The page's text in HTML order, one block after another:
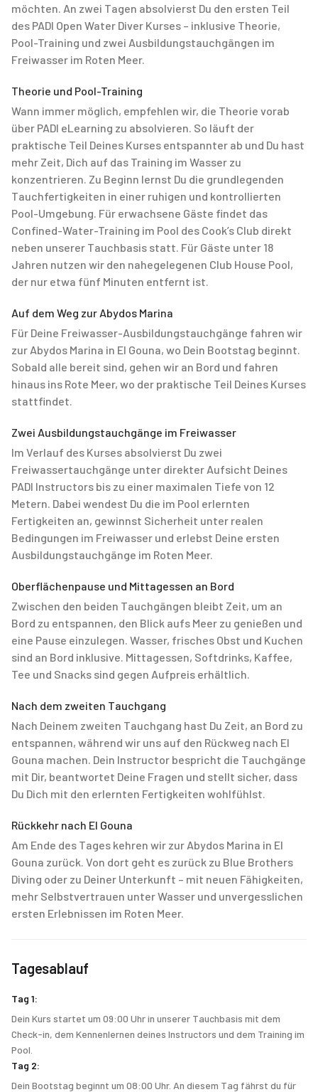
möchten. An zwei Tagen absolvierst Du den ersten Teil
des PADI Open Water Diver Kurses – inklusive Theorie,
Pool-Training und zwei Ausbildungstauchgängen im
Freiwasser im Roten Meer.
Theorie und Pool-Training
Wann immer möglich, empfehlen wir, die Theorie vorab
über PADI eLearning zu absolvieren. So läuft der
praktische Teil Deines Kurses entspannter ab und Du hast
mehr Zeit, Dich auf das Training im Wasser zu
konzentrieren. Zu Beginn lernst Du die grundlegenden
Tauchfertigkeiten in einer ruhigen und kontrollierten
Pool-Umgebung. Für erwachsene Gäste findet das
Confined-Water-Training im Pool des Cook’s Club direkt
neben unserer Tauchbasis statt. Für Gäste unter 18
Jahren nutzen wir den nahegelegenen Club House Pool,
der nur etwa fünf Minuten entfernt ist.
Auf dem Weg zur Abydos Marina
Für Deine Freiwasser-Ausbildungstauchgänge fahren wir
zur Abydos Marina in El Gouna, wo Dein Bootstag beginnt.
Sobald alle bereit sind, gehen wir an Bord und fahren
hinaus ins Rote Meer, wo der praktische Teil Deines Kurses
stattfindet.
Zwei Ausbildungstauchgänge im Freiwasser
Im Verlauf des Kurses absolvierst Du zwei
Freiwassertauchgänge unter direkter Aufsicht Deines
PADI Instructors bis zu einer maximalen Tiefe von 12
Metern. Dabei wendest Du die im Pool erlernten
Fertigkeiten an, gewinnst Sicherheit unter realen
Bedingungen im Freiwasser und erlebst Deine ersten
Ausbildungstauchgänge im Roten Meer.
Oberflächenpause und Mittagessen an Bord
Zwischen den beiden Tauchgängen bleibt Zeit, um an
Bord zu entspannen, den Blick aufs Meer zu genießen und
eine Pause einzulegen. Wasser, frisches Obst und Kuchen
sind an Bord inklusive. Mittagessen, Softdrinks, Kaffee,
Tee und Snacks sind gegen Aufpreis erhältlich.
Nach dem zweiten Tauchgang
Nach Deinem zweiten Tauchgang hast Du Zeit, an Bord zu
entspannen, während wir uns auf den Rückweg nach El
Gouna machen. Dein Instructor bespricht die Tauchgänge
mit Dir, beantwortet Deine Fragen und stellt sicher, dass
Du Dich mit den erlernten Fertigkeiten wohlfühlst.
Rückkehr nach El Gouna
Am Ende des Tages kehren wir zur Abydos Marina in El
Gouna zurück. Von dort geht es zurück zu Blue Brothers
Diving oder zu Deiner Unterkunft – mit neuen Fähigkeiten,
mehr Selbstvertrauen unter Wasser und unvergesslichen
ersten Erlebnissen im Roten Meer.
Tagesablauf
Tag 1:
Dein Kurs startet um 09:00 Uhr in unserer Tauchbasis mit dem
Check-in, dem Kennenlernen deines Instructors und dem Training im
Pool.
Tag 2:
Dein Bootstag beginnt um 08:00 Uhr. An diesem Tag fährst du für